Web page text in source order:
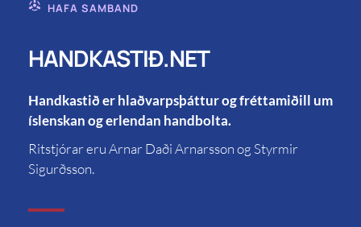
HAFA SAMBAND
HANDKASTIÐ.NET
Handkastið er hlaðvarpsþáttur og fréttamiðill um
íslenskan og erlendan handbolta.
Ritstjórar eru Arnar Daði Arnarsson og Styrmir
Sigurðsson.